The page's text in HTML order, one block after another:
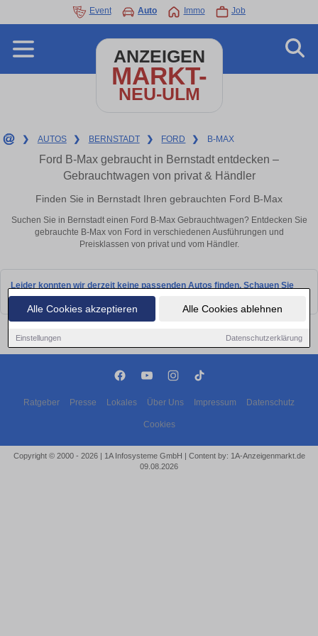
Alle Cookies akzeptieren Alle Cookies ablehnen
Einstellungen Datenschutzerklärung
Event Auto Immo Job
ANZEIGEN
MARKT-
NEU-ULM
❯ AUTOS ❯ BERNSTADT ❯ FORD ❯ B-MAX
Ford B-Max gebraucht in Bernstadt entdecken –
Gebrauchtwagen von privat & Händler
Finden Sie in Bernstadt Ihren gebrauchten Ford B-Max
Suchen Sie in Bernstadt einen Ford B-Max Gebrauchtwagen? Entdecken Sie
gebrauchte B-Max von Ford in verschiedenen Ausführungen und
Preisklassen von privat und vom Händler.
Leider konnten wir derzeit keine passenden Autos finden. Schauen Sie
bald wieder vorbei!
Ratgeber Presse Lokales Über Uns Impressum Datenschutz
Cookies
Copyright © 2000 - 2026 | 1A Infosysteme GmbH | Content by: 1A-Anzeigenmarkt.de
09.08.2026